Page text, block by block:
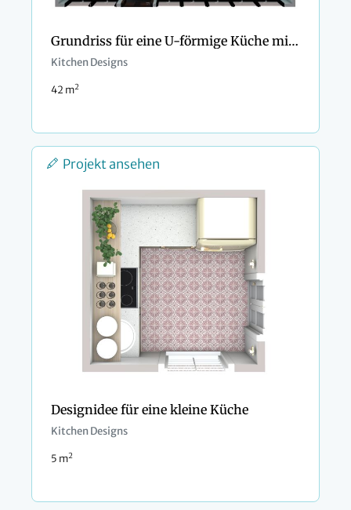
Grundriss für eine U-förmige Küche mit Insel
Kitchen Designs
42 m2
Projekt ansehen
Designidee für eine kleine Küche
Kitchen Designs
5 m2